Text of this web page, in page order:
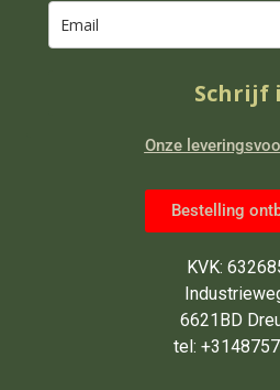
Schrijf
Onze
Bestelling
KVK:
6621BD
tel: